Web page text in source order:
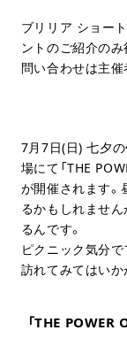
ブリリア ショー
ントのご紹介の
問い合わせは主催
7月7日(日) 七夕
場にて「THE
が開催されます
るかもしれませ
るんです。
ピクニック気分
訪れてみてはいか
「THE